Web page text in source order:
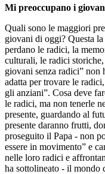
Mi preoccupano i
Quali sono le maggiori
giovani di oggi? Questa
perdano le radici, la
culturali, le radici
giovani senza radici” non
adatta per trovare le
gli anziani”. Cosa deve
le radici, ma non tenerle
presente, guardando al
presente daranno frutti,
proseguito il Papa - non
essere in movimento” e
nelle loro radici e
ha sottolineato - il mondo